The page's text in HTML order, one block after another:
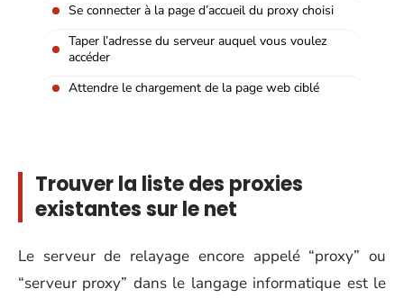
Se connecter à la page d’accueil du proxy choisi
Taper l’adresse du serveur auquel vous voulez
accéder
Attendre le chargement de la page web ciblé
Trouver la liste des proxies
existantes sur le net
Le serveur de relayage encore appelé “proxy” ou
“serveur proxy” dans le langage informatique est le